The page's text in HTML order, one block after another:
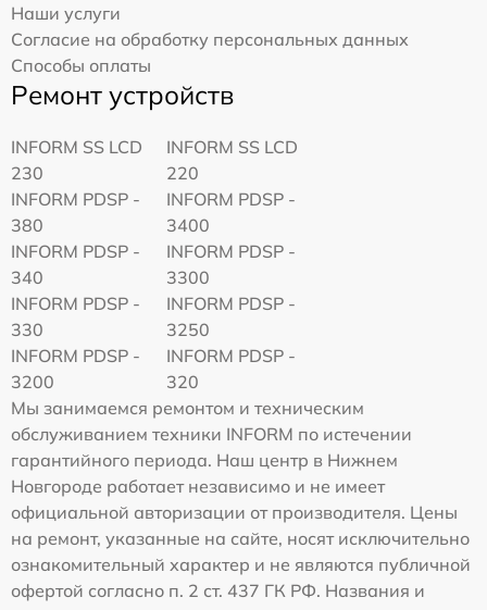
Наши услуги
Согласие на обработку персональных данных
Способы оплаты
Ремонт устройств
INFORM SS LCD
230
INFORM SS LCD
220
INFORM PDSP -
380
INFORM PDSP -
3400
INFORM PDSP -
340
INFORM PDSP -
3300
INFORM PDSP -
330
INFORM PDSP -
3250
INFORM PDSP -
3200
INFORM PDSP -
320
Мы занимаемся ремонтом и техническим
обслуживанием техники INFORM по истечении
гарантийного периода. Наш центр в Нижнем
Новгороде работает независимо и не имеет
официальной авторизации от производителя. Цены
на ремонт, указанные на сайте, носят исключительно
ознакомительный характер и не являются публичной
офертой согласно п. 2 ст. 437 ГК РФ. Названия и